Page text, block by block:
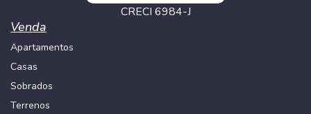
CRECI 6984-J
Venda
Apartamentos
Casas
Sobrados
Terrenos